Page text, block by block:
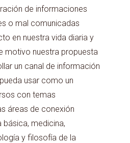
de informaciones
o mal comunicadas
en nuestra vida diaria y
motivo nuestra propuesta
un canal de información
usar como un
con temas
áreas de conexión
medicina,
y filosofía de la